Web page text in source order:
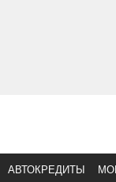
АВТОКРЕДИТЫ